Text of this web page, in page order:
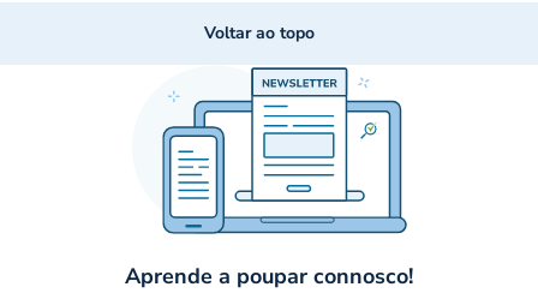
Voltar ao topo
Aprende a poupar connosco!